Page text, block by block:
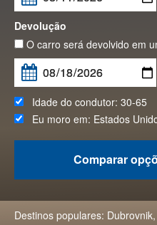
Devolução
O carro será devolvido em
Idade do condutor: 30-65
Eu moro em: Estados
Comparar
Destinos populares: Dubrovnik,